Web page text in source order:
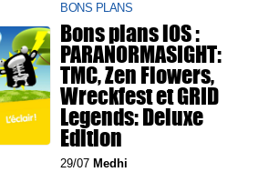
BONS PLANS
Bons plans iOS :
PARANORMASIGHT:
TMC, Zen Flowers,
Wreckfest et GRID
Legends: Deluxe
Edition
29/07 Medhi